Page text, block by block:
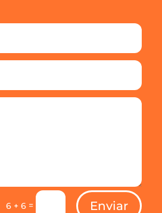
6 + 6 = Enviar